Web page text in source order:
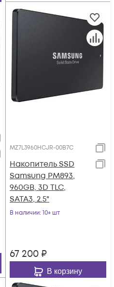
MZ7L3960HCJR-00B7C
Накопитель SSD
Samsung PM893,
960GB, 3D TLC,
SATA3, 2.5"
В наличии: 10+ шт
67 200 ₽
В корзину